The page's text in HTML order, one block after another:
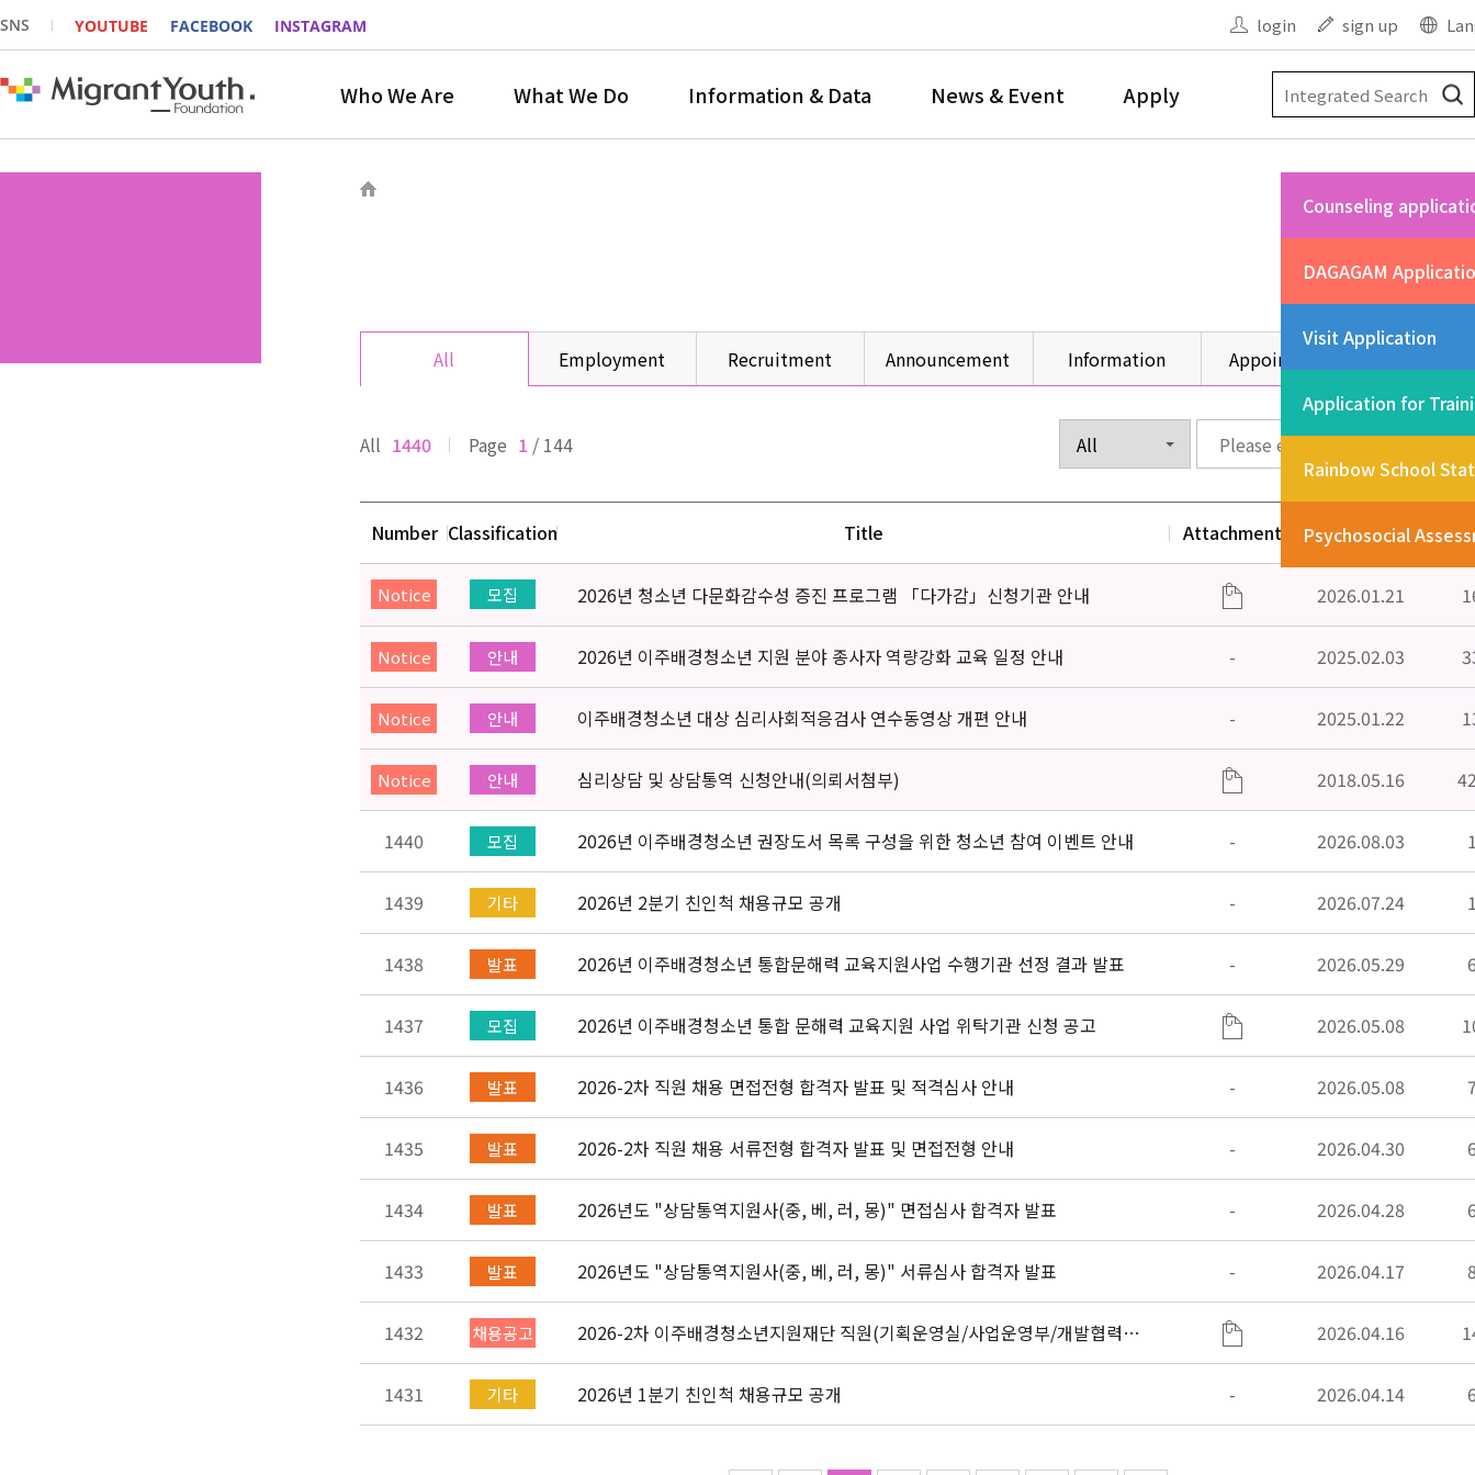
SNS YOUTUBE FACEBOOK INSTAGRAM login sign up
Who We Are What We Do Information & Data News & Event Apply
Counseling
DAGAGAM
Visit Application
Application for
Rainbow School
Psychosocial
All Employment Recruitment Announcement Information Appointment
All 1440 Page 1 / 144
Number Classification Title Attachment Date
Notice 모집 2026년 청소년 다문화감수성 증진 프로그램 「다가감」신청기관 안내 2026.01.21
Notice 안내 2026년 이주배경청소년 지원 분야 종사자 역량강화 교육 일정 안내 - 2025.02.03
Notice 안내 이주배경청소년 대상 심리사회적응검사 연수동영상 개편 안내 - 2025.01.22
Notice 안내 심리상담 및 상담통역 신청안내(의뢰서첨부) 2018.05.16
1440 모집 2026년 이주배경청소년 권장도서 목록 구성을 위한 청소년 참여 이벤트 안내 - 2026.08.03
1439 기타 2026년 2분기 친인척 채용규모 공개 - 2026.07.24
1438 발표 2026년 이주배경청소년 통합문해력 교육지원사업 수행기관 선정 결과 발표 - 2026.05.29
1437 모집 2026년 이주배경청소년 통합 문해력 교육지원 사업 위탁기관 신청 공고 2026.05.08
1436 발표 2026-2차 직원 채용 면접전형 합격자 발표 및 적격심사 안내 - 2026.05.08
1435 발표 2026-2차 직원 채용 서류전형 합격자 발표 및 면접전형 안내 - 2026.04.30
1434 발표 2026년도 "상담통역지원사(중, 베, 러, 몽)" 면접심사 합격자 발표 - 2026.04.28
1433 발표 2026년도 "상담통역지원사(중, 베, 러, 몽)" 서류심사 합격자 발표 - 2026.04.17
1432 채용공고
2026-2차 이주배경청소년지원재단 직원(기획운영실/사업운영부/개발협력부)
채용공고 (~4/26)
2026.04.16
1431 기타 2026년 1분기 친인척 채용규모 공개 - 2026.04.14